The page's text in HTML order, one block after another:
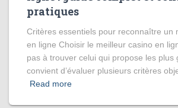
pratiques
Critères essentiels pour reconnaître un
en ligne Choisir le meilleur casino en
pas à trouver celui qui propose les plus
convient d’évaluer plusieurs critères
Read more